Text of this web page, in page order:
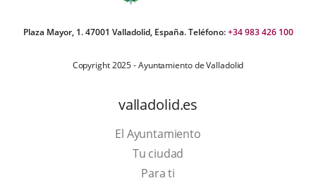
Plaza Mayor, 1. 47001 Valladolid, España. Teléfono:+34 983 426 100
Copyright 2025 - Ayuntamiento de Valladolid
valladolid.es
El Ayuntamiento
Tu ciudad
Para ti